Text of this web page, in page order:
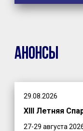
Анонсы
29.08.2026
XIII Летняя
27-29 августа